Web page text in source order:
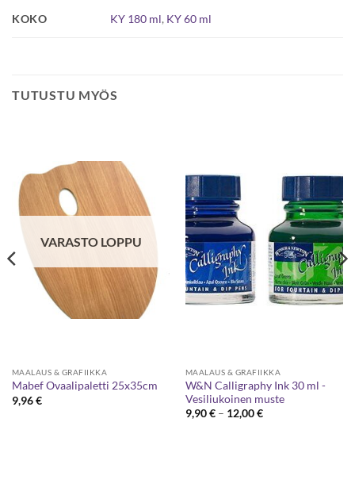
KOKO KY 180 ml, KY 60 ml
TUTUSTU MYÖS
VARASTO LOPPU
MAALAUS & GRAFIIKKA
Mabef Ovaalipaletti 25x35cm
9,96€
MAALAUS & GRAFIIKKA
W&N Calligraphy Ink 30 ml -
Vesiliukoinen muste
9,90€ – 12,00€Hintaluokka: